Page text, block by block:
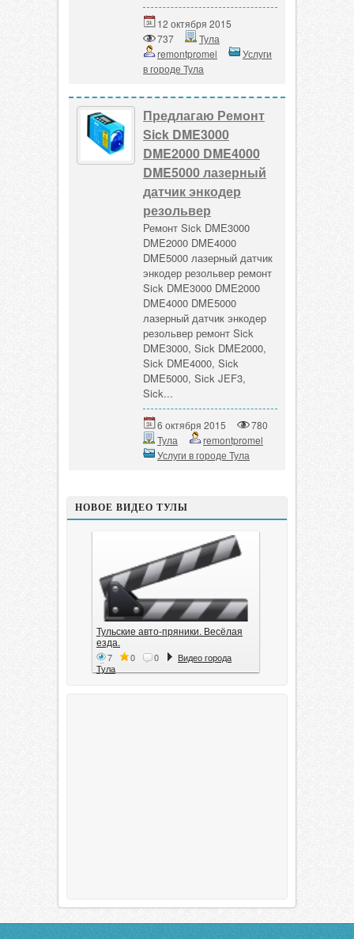
12 октября 2015
737
Тула
remontpromel
Услуги
в городе Тула
Предлагаю Ремонт
Sick DME3000
DME2000 DME4000
DME5000 лазерный
датчик энкодер
резольвер
Ремонт Sick DME3000
DME2000 DME4000
DME5000 лазерный датчик
энкодер резольвер ремонт
Sick DME3000 DME2000
DME4000 DME5000
лазерный датчик энкодер
резольвер ремонт Sick
DME3000, Sick DME2000,
Sick DME4000, Sick
DME5000, Sick JEF3,
Sick...
6 октября 2015
780
Тула
remontpromel
Услуги в городе Тула
НОВОЕ ВИДЕО ТУЛЫ
Тульские авто-пряники. Весёлая
езда.
7 0 0
Видео города
Тула
00:20:11